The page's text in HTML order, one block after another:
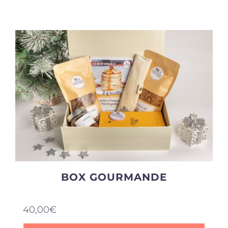
Produits sains
Click and collect
Traiteur
Cours
Accessoires
BOX GOURMANDE
40,00€